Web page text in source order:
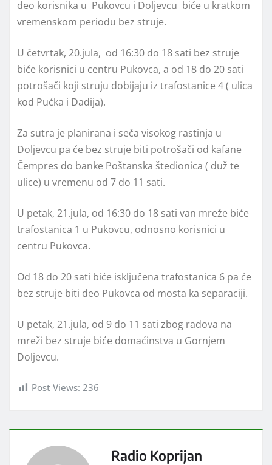
deo korisnika u Pukovcu i Doljevcu biće u kratkom
vremenskom periodu bez struje.
U četvrtak, 20.jula, od 16:30 do 18 sati bez struje
biće korisnici u centru Pukovca, a od 18 do 20 sati
potrošači koji struju dobijaju iz trafostanice 4 ( ulica
kod Pućka i Dadija).
Za sutra je planirana i seča visokog rastinja u
Doljevcu pa će bez struje biti potrošači od kafane
Čempres do banke Poštanska štedionica ( duž te
ulice) u vremenu od 7 do 11 sati.
U petak, 21.jula, od 16:30 do 18 sati van mreže biće
trafostanica 1 u Pukovcu, odnosno korisnici u
centru Pukovca.
Od 18 do 20 sati biće isključena trafostanica 6 pa će
bez struje biti deo Pukovca od mosta ka separaciji.
U petak, 21.jula, od 9 do 11 sati zbog radova na
mreži bez struje biće domaćinstva u Gornjem
Doljevcu.
Post Views: 236
Radio Koprijan